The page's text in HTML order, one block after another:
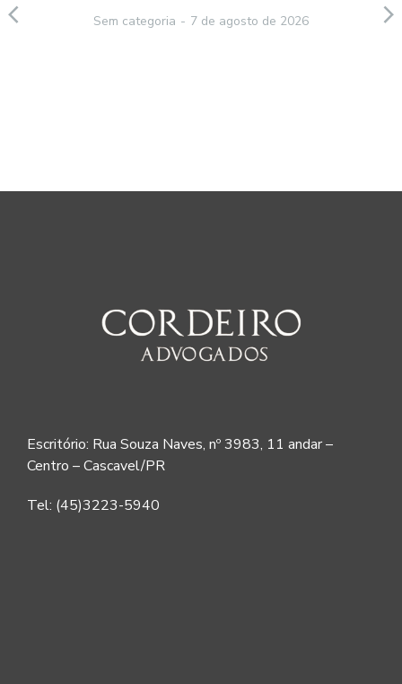
Sem categoria 7 de agosto de 2026
Escritório: Rua Souza Naves, nº 3983, 11 andar –
Centro – Cascavel/PR
Tel: (45)3223-5940